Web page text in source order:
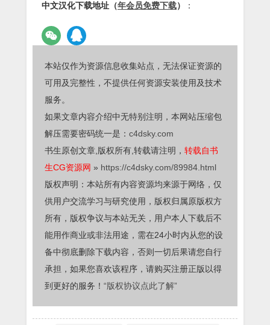
中文汉化下载地址（年会员免费下载） ：
本站仅作为资源信息收集站点，无法保证资源的
可用及完整性，不提供任何资源安装使用及技术
服务。
如果文章内容介绍中无特别注明，本网站压缩包
解压需要密码统一是： c4dsky.com
书生原创文章,版权所有,转载请注明， 转载自书
生CG资源网 » https://c4dsky.com/89984.html
版权声明：本站所有内容资源均来源于网络，仅
供用户交流学习与研究使用，版权归属原版权方
所有，版权争议与本站无关，用户本人下载后不
能用作商业或非法用途，需在24小时内从您的设
备中彻底删除下载内容，否则一切后果请您自行
承担，如果您喜欢该程序，请购买注册正版以得
到更好的服务！ “版权协议点此了解”